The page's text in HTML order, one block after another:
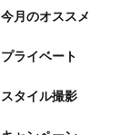
今月のオススメ
プライベート
スタイル撮影